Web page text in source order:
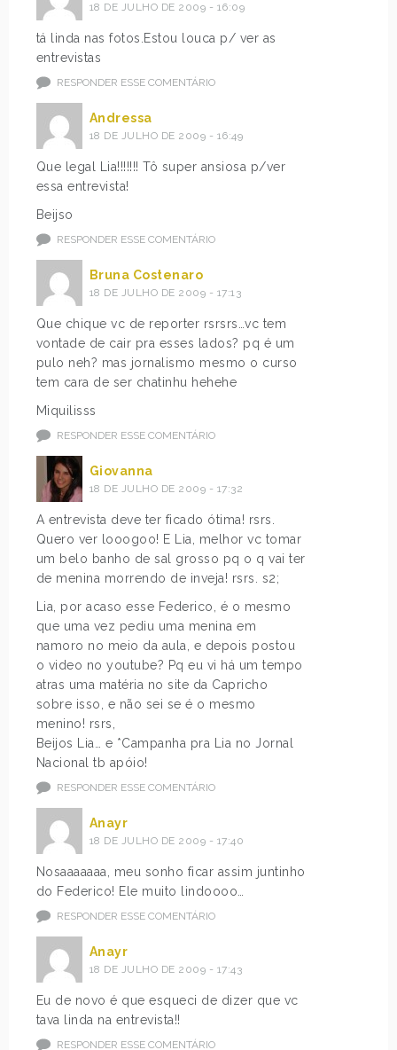
18 DE JULHO DE 2009 - 16:09
tá linda nas fotos.Estou louca p/ ver as
entrevistas
RESPONDER ESSE COMENTÁRIO
Andressa
18 DE JULHO DE 2009 - 16:49
Que legal Lia!!!!!!! Tô super ansiosa p/ver
essa entrevista!
Beijso
RESPONDER ESSE COMENTÁRIO
Bruna Costenaro
18 DE JULHO DE 2009 - 17:13
Que chique vc de reporter rsrsrs…vc tem
vontade de cair pra esses lados? pq é um
pulo neh? mas jornalismo mesmo o curso
tem cara de ser chatinhu hehehe
Miquilisss
RESPONDER ESSE COMENTÁRIO
Giovanna
18 DE JULHO DE 2009 - 17:32
A entrevista deve ter ficado ótima! rsrs.
Quero ver looogoo! E Lia, melhor vc tomar
um belo banho de sal grosso pq o q vai ter
de menina morrendo de inveja! rsrs. s2;
Lia, por acaso esse Federico, é o mesmo
que uma vez pediu uma menina em
namoro no meio da aula, e depois postou
o video no youtube? Pq eu vi há um tempo
atras uma matéria no site da Capricho
sobre isso, e não sei se é o mesmo
menino! rsrs,
Beijos Lia… e *Campanha pra Lia no Jornal
Nacional tb apóio!
RESPONDER ESSE COMENTÁRIO
Anayr
18 DE JULHO DE 2009 - 17:40
Nosaaaaaaa, meu sonho ficar assim juntinho
do Federico! Ele muito lindoooo…
RESPONDER ESSE COMENTÁRIO
Anayr
18 DE JULHO DE 2009 - 17:43
Eu de novo é que esqueci de dizer que vc
tava linda na entrevista!!
RESPONDER ESSE COMENTÁRIO